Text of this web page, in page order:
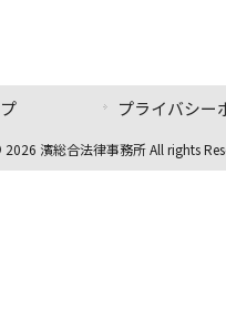
プライバシー
濱総合法律事務所 All rights